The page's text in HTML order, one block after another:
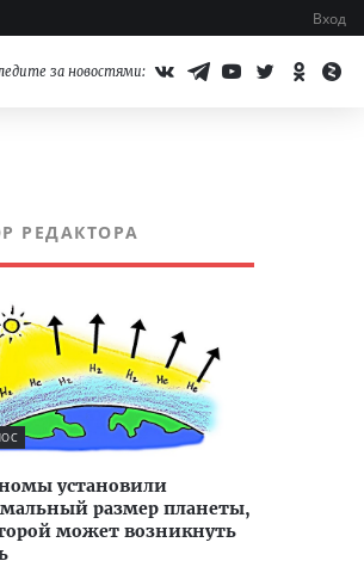
Вход
за новостями:
РЕДАКТОРА
установили
размер планеты,
может возникнуть